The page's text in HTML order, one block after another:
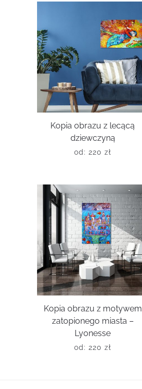
Kopia obrazu z lecącą
dziewczyną
od: 220 zł
Kopia obrazu z motywem
zatopionego miasta –
Lyonesse
od: 220 zł